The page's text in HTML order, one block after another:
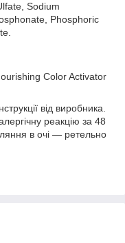
Sodium
Phosphoric
Color Activator
від виробника.
реакцію за 48
в очі — ретельно